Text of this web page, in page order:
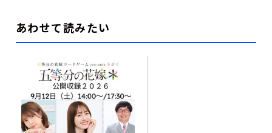
あわせて読みたい